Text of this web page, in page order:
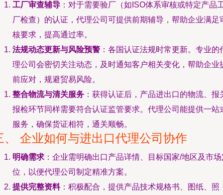
工厂审查辅导 ：对于需要验厂（如ISO体系审核或特定产品
厂检查）的认证，代理公司可提供前期辅导，帮助企业满足
核要求，提高通过率。
法规动态更新与风险预警 ：各国认证法规时常更新。专业的
理公司会密切关注动态，及时通知客户相关变化，帮助企业
前应对，规避贸易风险。
整合物流与清关服务 ：获得认证后，产品进出口的物流、报
报检环节同样需要符合认证监管要求。代理公司能提供一站
服务，确保货证相符，通关顺畅。
、 企业如何与进出口代理公司协作
明确需求 ：企业需明确出口产品详情、目标国家/地区及市
位，以便代理公司制定精准方案。
提供完整资料：积极配合，提供产品技术规格书、图纸、照